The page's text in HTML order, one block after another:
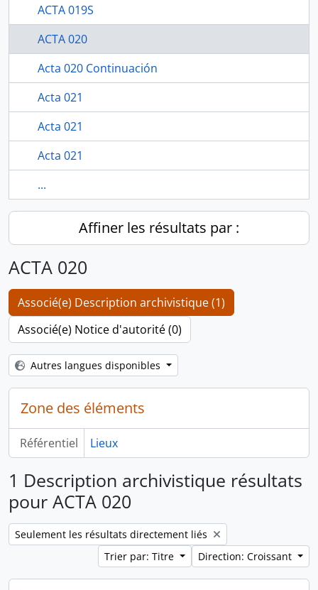
ACTA 019S
ACTA 020
Acta 020 Continuación
Acta 021
Acta 021
Acta 021
...
Affiner les résultats par :
ACTA 020
Associé(e) Description archivistique (1)
Associé(e) Notice d'autorité (0)
Autres langues disponibles
Zone des éléments
Référentiel Lieux
1 Description archivistique résultats
pour ACTA 020
Remove filter:
Seulement les résultats directement liés
Trier par: Titre
Direction: Croissant